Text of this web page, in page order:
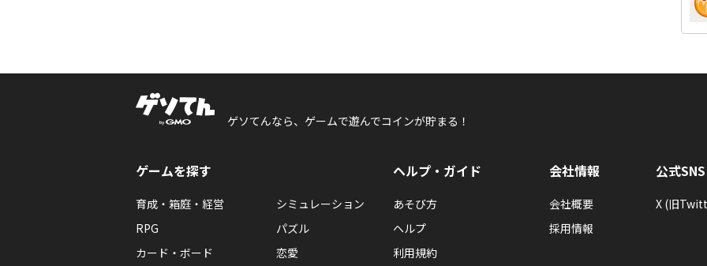
ゲソてんなら、ゲームで遊んでコインが貯まる！
ゲームを探す
育成・箱庭・経営
シミュレーション
RPG
パズル
カード・ボード
恋愛
ヘルプ・ガイド
あそび方
ヘルプ
利用規約
会社情報
会社概要
採用情報
公式SNS
X (旧